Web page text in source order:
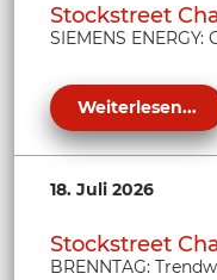
Stockstreet
SIEMENS
Weiterlesen...
18. Juli 2026
Stockstreet
BRENNTAG: